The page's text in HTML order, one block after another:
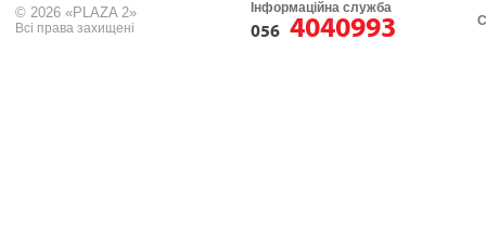
© 2026 «PLAZA 2»
Всі права захищені
Інформаційна служба
056 4040993